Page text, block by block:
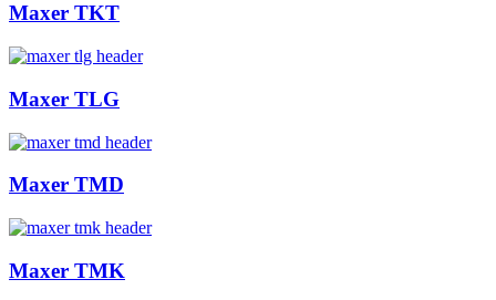
Maxer TKT
Maxer TLG
Maxer TMD
Maxer TMK